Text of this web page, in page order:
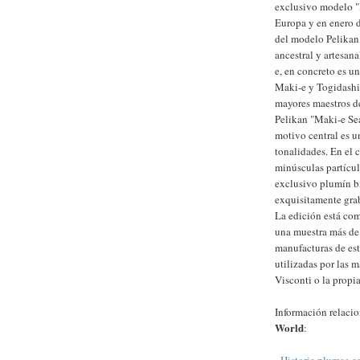
exclusivo modelo
Europa y en enero
del modelo
ancestral y
e, en concreto es
Maki-e y
mayores maestros
Pelikan "Maki-e
motivo central es
tonalidades. En el
minúsculas
exclusivo plumín
exquisitamente
La edición está
una muestra más
manufacturas de
utilizadas por las
Visconti o la
Información
World: